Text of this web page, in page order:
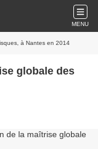
MENU
à Nantes en 2014
globale des